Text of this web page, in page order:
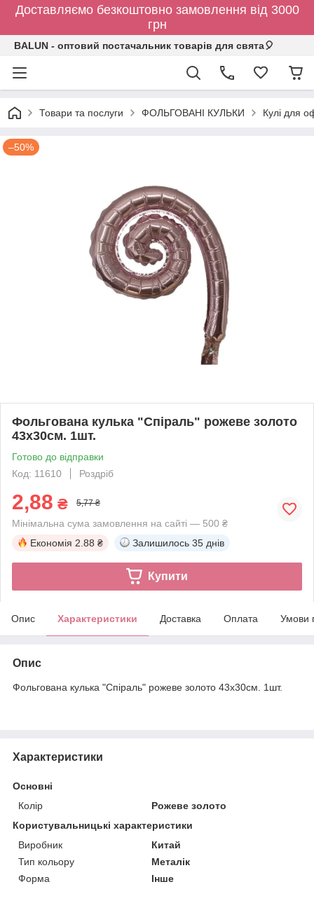
Доставляємо безкоштовно замовлення від 3000
грн
BALUN - оптовий постачальник товарів для свята🎈
Товари та послуги ФОЛЬГОВАНІ КУЛЬКИ Кулі для
–50%
Фольгована кулька "Спіраль" рожеве золото
43х30см. 1шт.
Готово до відправки
Код: 11610
Роздріб
2,88 ₴ 5,77 ₴
Мінімальна сума замовлення на сайті — 500 ₴
Економія 2.88 ₴ Залишилось 35 днів
Купити
Опис Характеристики Доставка Оплата Умови
Опис
Фольгована кулька "Спіраль" рожеве золото 43х30см. 1шт.
Характеристики
Основні
Колір
Рожеве золото
Користувальницькі характеристики
Виробник
Китай
Тип кольору
Металік
Форма
Інше